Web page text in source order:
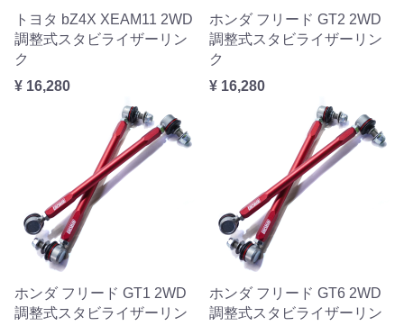
トヨタ bZ4X XEAM11 2WD
調整式スタビライザーリン
ク
¥ 16,280
ホンダ フリード GT2 2WD
調整式スタビライザーリン
ク
¥ 16,280
ホンダ フリード GT1 2WD
調整式スタビライザーリン
ホンダ フリード GT6 2WD
調整式スタビライザーリン